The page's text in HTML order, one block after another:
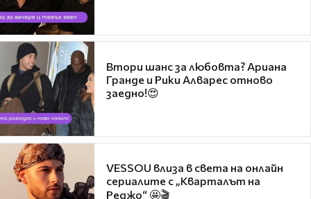
Втори шанс за любовта? Ариана
Гранде и Рики Алварес отново
заедно!😍
VESSOU влиза в света на онлайн
сериалите с „Кварталът на
Реджо“ 🤩🎬